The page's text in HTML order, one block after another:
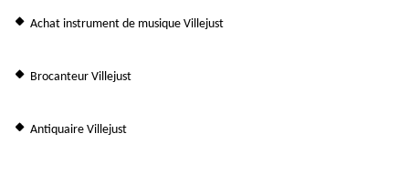
Achat instrument de musique Villejust
Brocanteur Villejust
Antiquaire Villejust